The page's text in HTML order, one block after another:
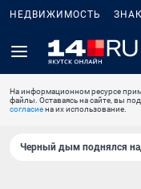
НЕДВИЖИМОСТЬ
На информационном ресурсе
файлы. Оставаясь на сайте, вы
согласиена их использование.
Черный дым поднялся